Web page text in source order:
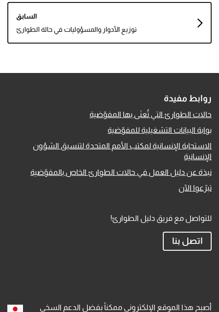
لـ
الاستعداد
والاستجابة
السابق
توزيع الأدوار والمسؤوليات في حالة الطوارئ
روابط مفيدة
حالات الطوارئ التي تُعنَى بها المفوّضية
بوابة البيانات التشغيلية للمفوّضية
الاستجابة الإنسانية لمكتب الأمم المتحدة لتنسيق الشؤون
الإنسانية
نبذة عن دليل العمل في حالات الطوارئ الخاص بالمفوّضية
تبرّعوا الآن
للتواصل مع فريق دليل الطوارئ!
اتصل بنا
أصبح هذا الموقع الإلكتروني ممكناً بفضل الدعم السخي